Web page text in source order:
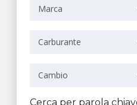
Marca
Carburante
Cambio
Cerca per parola